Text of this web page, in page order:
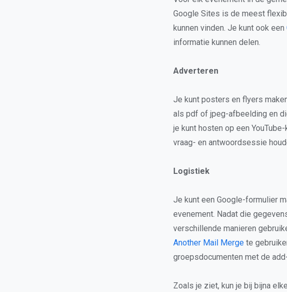
Google Sites is de meest
kunnen vinden. Je kunt ook een
informatie kunnen delen.
Adverteren
Je kunt posters en flyers
als pdf of jpeg-afbeelding en
je kunt hosten op een
vraag- en antwoordsessie
Logistiek
Je kunt een Google-formulier
evenement. Nadat die
verschillende manieren
Another Mail Merge te
groepsdocumenten met de
Zoals je ziet, kun je bij bijna